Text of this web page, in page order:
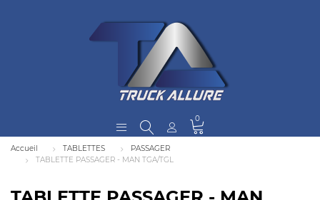
0
Accueil TABLETTES
PASSAGER
TABLETTE PASSAGER - MAN TGA/TGL